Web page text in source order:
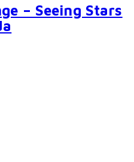
– Seeing Stars